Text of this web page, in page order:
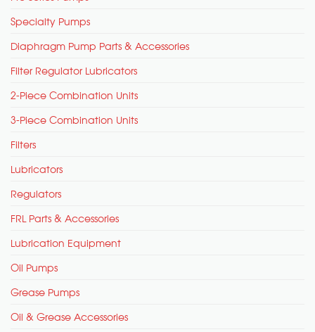
Specialty Pumps
Diaphragm Pump Parts & Accessories
Filter Regulator Lubricators
2-Piece Combination Units
3-Piece Combination Units
Filters
Lubricators
Regulators
FRL Parts & Accessories
Lubrication Equipment
Oil Pumps
Grease Pumps
Oil & Grease Accessories